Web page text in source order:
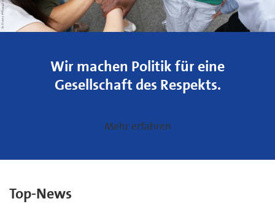
Wir machen Politik für eine
Gesellschaft des Respekts.
Mehr erfahren
Top-News